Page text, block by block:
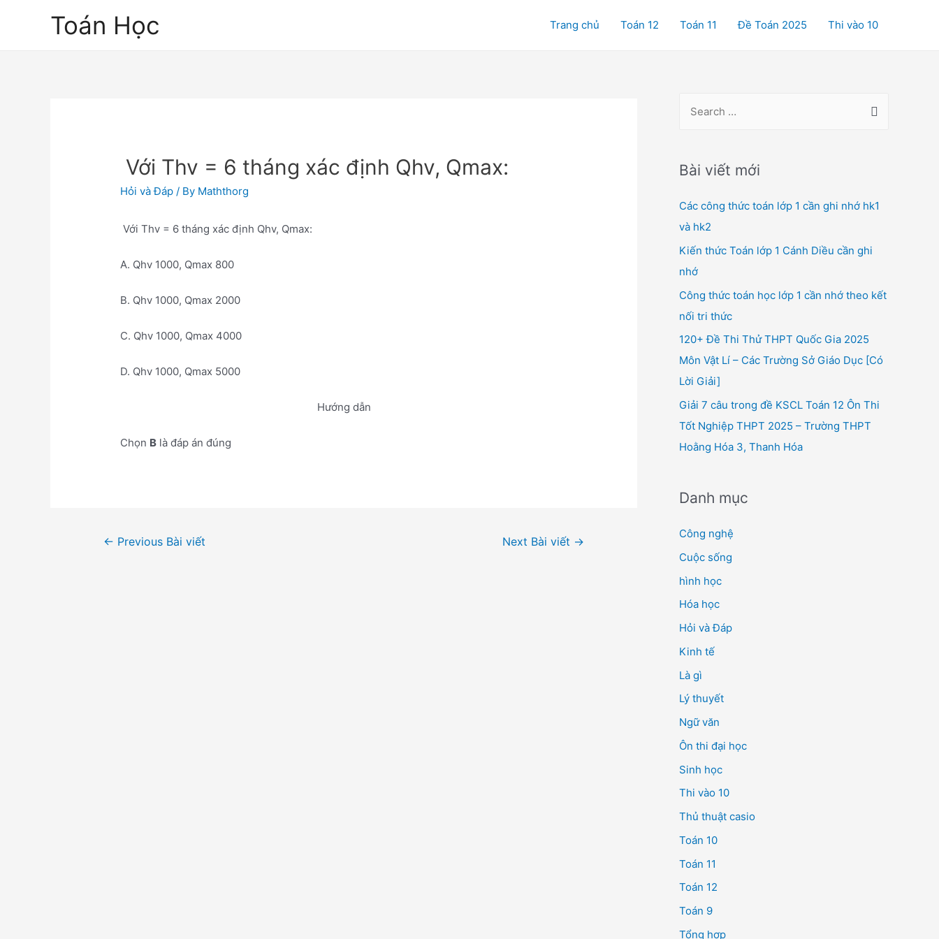
Toán Học Trang chủ Toán 12 Toán 11 Đề Toán 2025 Thi vào 10
Với Thv = 6 tháng xác định Qhv, Qmax:
Hỏi và Đáp / By Maththorg
Với Thv = 6 tháng xác định Qhv, Qmax:
A. Qhv 1000, Qmax 800
B. Qhv 1000, Qmax 2000
C. Qhv 1000, Qmax 4000
D. Qhv 1000, Qmax 5000
Hướng dẫn
Chọn B là đáp án đúng
Điều← Previous Bài viết Next Bài viết →
r
h
f
o
r
:
Bài viết mới
Các công thức toán lớp 1 cần ghi nhớ hk1
và hk2
Kiến thức Toán lớp 1 Cánh Diều cần ghi
nhớ
Công thức toán học lớp 1 cần nhớ theo kết
nối tri thức
120+ Đề Thi Thử THPT Quốc Gia 2025
Môn Vật Lí – Các Trường Sở Giáo Dục [Có
Lời Giải]
Giải 7 câu trong đề KSCL Toán 12 Ôn Thi
Tốt Nghiệp THPT 2025 – Trường THPT
Hoằng Hóa 3, Thanh Hóa
Danh mục
Công nghệ
Cuộc sống
hình học
Hóa học
Hỏi và Đáp
Kinh tế
Là gì
Lý thuyết
Ngữ văn
Ôn thi đại học
Sinh học
Thi vào 10
Thủ thuật casio
Toán 10
Toán 11
Toán 12
Toán 9
Tổng hợp